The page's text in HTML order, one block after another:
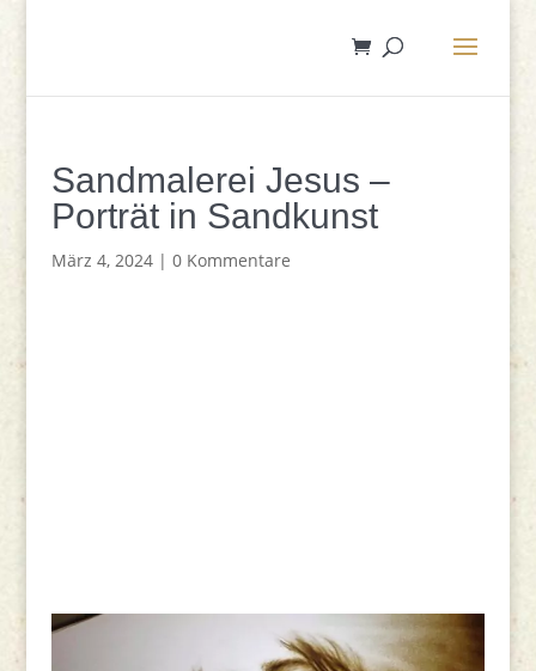
Sandmalerei Jesus –
Porträt in Sandkunst
März 4, 2024| 0 Kommentare